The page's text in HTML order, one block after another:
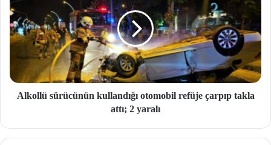
Alkollü sürücünün kullandığı otomobil refüje çarpıp takla
attı; 2 yaralı